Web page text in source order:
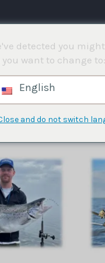
detected you
you want to change to:
English
and do not switch